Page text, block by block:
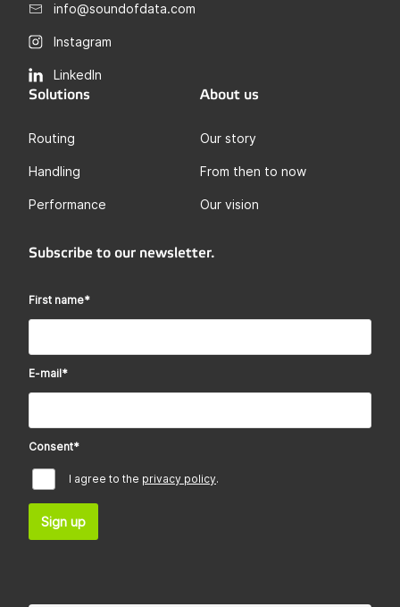
info@soundofdata.com
Instagram
LinkedIn
Solutions
Routing
Handling
Performance
About us
Our story
From then to now
Our vision
Subscribe to our newsletter.
First name*
E-mail*
Consent*
I agree to the privacy policy.
Sign up